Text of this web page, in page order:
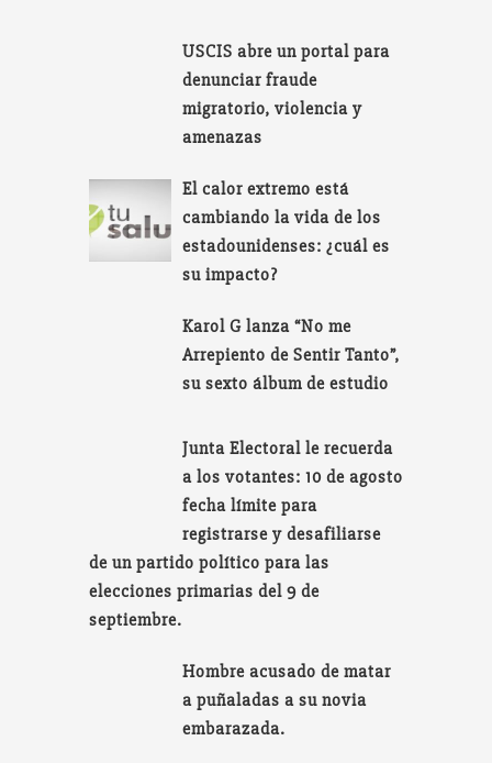
USCIS abre un portal para
denunciar fraude
migratorio, violencia y
amenazas
El calor extremo está
cambiando la vida de los
estadounidenses: ¿cuál es
su impacto?
Karol G lanza “No me
Arrepiento de Sentir Tanto”,
su sexto álbum de estudio
Junta Electoral le recuerda
a los votantes: 10 de agosto
fecha límite para
registrarse y desafiliarse
de un partido político para las
elecciones primarias del 9 de
septiembre.
Hombre acusado de matar
a puñaladas a su novia
embarazada.